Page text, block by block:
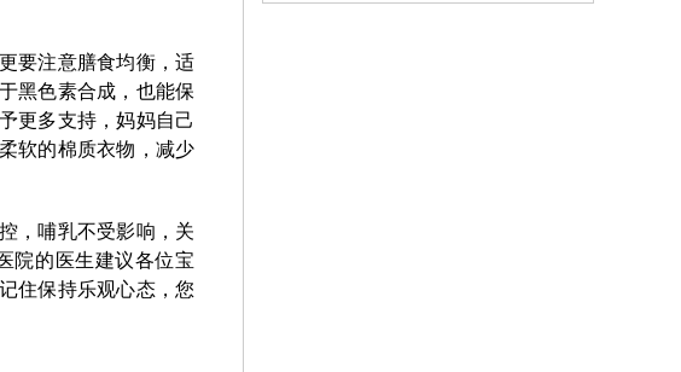
要注意膳食均衡，适
黑色素合成，也能保
更多支持，妈妈自己
软的棉质衣物，减少
，哺乳不受影响，关
院的医生建议各位宝
住保持乐观心态，您